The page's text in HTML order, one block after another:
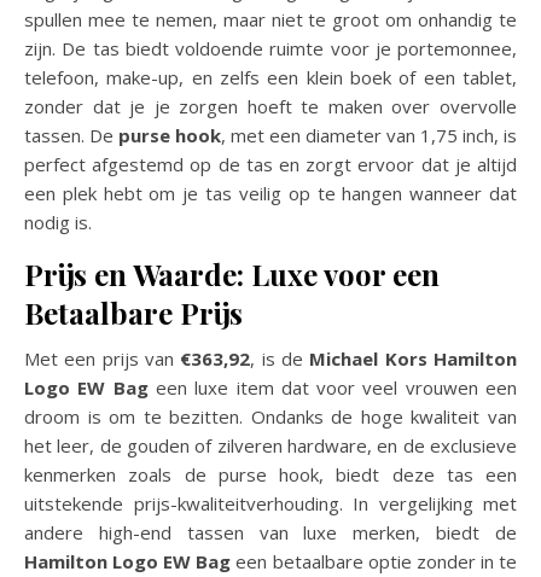
spullen mee te nemen, maar niet te groot om onhandig te
zijn. De tas biedt voldoende ruimte voor je portemonnee,
telefoon, make-up, en zelfs een klein boek of een tablet,
zonder dat je je zorgen hoeft te maken over overvolle
tassen. De purse hook, met een diameter van 1,75 inch, is
perfect afgestemd op de tas en zorgt ervoor dat je altijd
een plek hebt om je tas veilig op te hangen wanneer dat
nodig is.
Prijs en Waarde: Luxe voor een
Betaalbare Prijs
Met een prijs van €363,92, is de Michael Kors Hamilton
Logo EW Bageen luxe item dat voor veel vrouwen een
droom is om te bezitten. Ondanks de hoge kwaliteit van
het leer, de gouden of zilveren hardware, en de exclusieve
kenmerken zoals de purse hook, biedt deze tas een
uitstekende prijs-kwaliteitverhouding. In vergelijking met
andere high-end tassen van luxe merken, biedt de
Hamilton Logo EW Bag een betaalbare optie zonder in te